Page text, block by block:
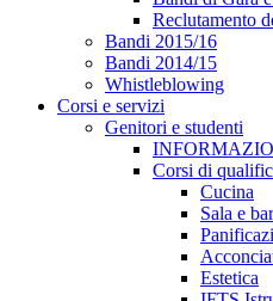
Reclutamento
Bandi 2015/16
Bandi 2014/15
Whistleblowing
Corsi e servizi
Genitori e studenti
Corsi di
Cucina
Sala e bar
Estetica